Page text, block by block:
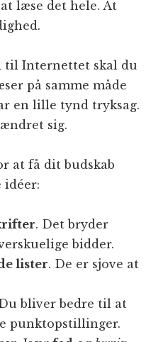
læse det hele. At
til Internettet skal du
på samme måde
en lille tynd tryksag.
sig.
at få dit budskab
idéer:
. Det bryder
bidder.
lister. De er sjove at
bliver bedre til at
punktopstillinger.